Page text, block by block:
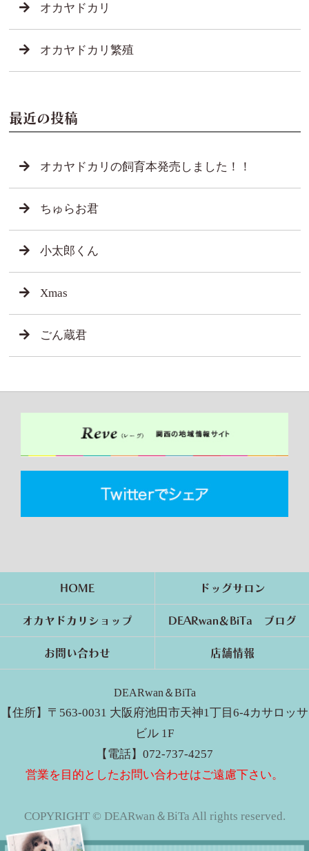
オカヤドカリ
オカヤドカリ繁殖
最近の投稿
オカヤドカリの飼育本発売しました！！
ちゅらお君
小太郎くん
Xmas
ごん蔵君
HOME ドッグサロン
オカヤドカリショップ DEARwan＆BiTa ブログ
お問い合わせ 店舗情報
DEARwan＆BiTa
【住所】〒563-0031 大阪府池田市天神1丁目6-4カサロッサ
ビル 1F
【電話】072-737-4257
営業を目的としたお問い合わせはご遠慮下さい。
COPYRIGHT © DEARwan＆BiTa All rights reserved.